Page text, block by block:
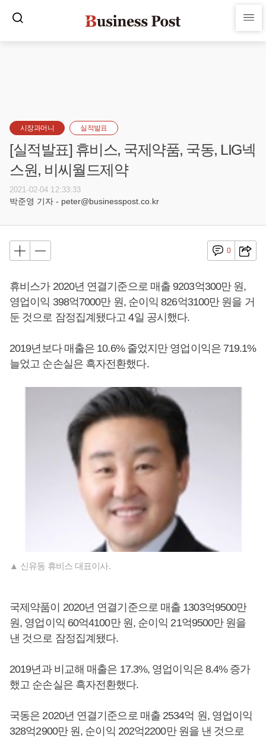
시장과머니 실적발표
[실적발표] 휴비스, 국제약품, 국동, LIG넥
스원, 비씨월드제약
2021-02-04 12:33:33
박준영 기자 - peter@businesspost.co.kr
0
휴비스가 2020년 연결기준으로 매출 9203억300만 원,
영업이익 398억7000만 원, 순이익 826억3100만 원을 거
둔 것으로 잠정집계됐다고 4일 공시했다.
2019년보다 매출은 10.6% 줄었지만 영업이익은 719.1%
늘었고 순손실은 흑자전환했다.
▲ 신유동 휴비스 대표이사.
국제약품이 2020년 연결기준으로 매출 1303억9500만
원, 영업이익 60억4100만 원, 순이익 21억9500만 원을
낸 것으로 잠정집계됐다.
2019년과 비교해 매출은 17.3%, 영업이익은 8.4% 증가
했고 순손실은 흑자전환했다.
국동은 2020년 연결기준으로 매출 2534억 원, 영업이익
328억2900만 원, 순이익 202억2200만 원을 낸 것으로